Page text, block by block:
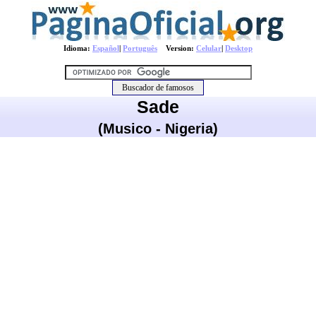
Idioma: Español| Português Version: Celular| Desktop
Sade
(Musico - Nigeria)